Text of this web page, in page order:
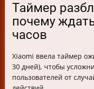
Таймер
почему
часов
Xiaomi ввела таймер
30 дней), чтобы
пользователей от